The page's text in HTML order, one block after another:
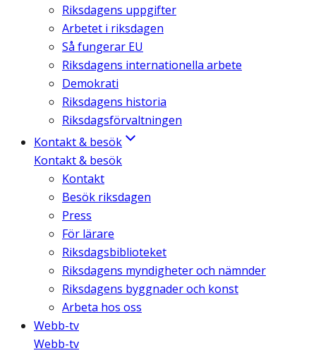
Riksdagens uppgifter
Arbetet i riksdagen
Så fungerar EU
Riksdagens internationella arbete
Demokrati
Riksdagens historia
Riksdagsförvaltningen
Kontakt & besök
Kontakt & besök
Kontakt
Besök riksdagen
Press
För lärare
Riksdagsbiblioteket
Riksdagens myndigheter och nämnder
Riksdagens byggnader och konst
Arbeta hos oss
Webb-tv
Webb-tv